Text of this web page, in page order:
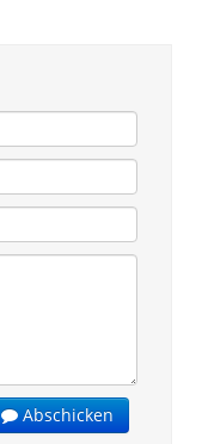
Abschicken